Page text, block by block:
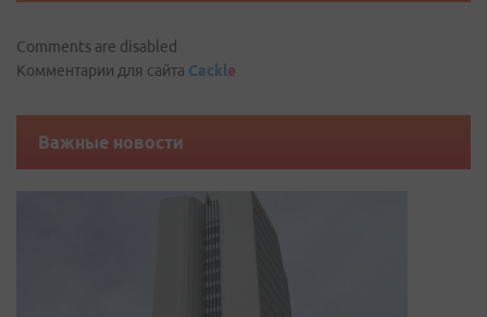
Comments are disabled
Комментарии для сайта Cackle
Важные новости